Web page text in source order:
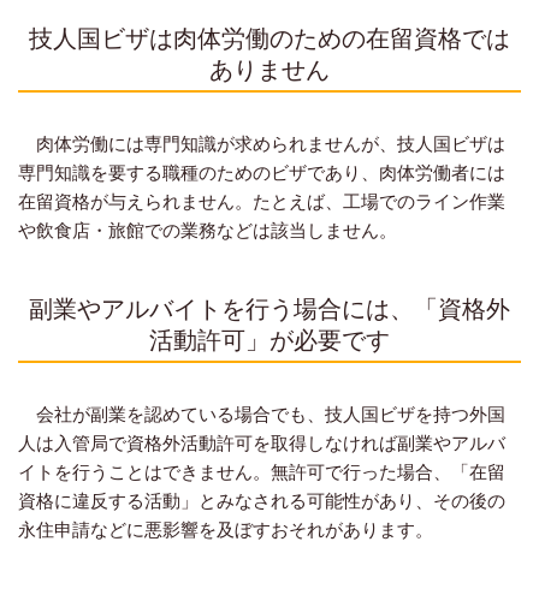
技人国ビザは肉体労働のための在留資格では
ありません
肉体労働には専門知識が求められませんが、技人国ビザは
専門知識を要する職種のためのビザであり、肉体労働者には
在留資格が与えられません。たとえば、工場でのライン作業
や飲食店・旅館での業務などは該当しません。
副業やアルバイトを行う場合には、「資格外
活動許可」が必要です
会社が副業を認めている場合でも、技人国ビザを持つ外国
人は入管局で資格外活動許可を取得しなければ副業やアルバ
イトを行うことはできません。無許可で行った場合、「在留
資格に違反する活動」とみなされる可能性があり、その後の
永住申請などに悪影響を及ぼすおそれがあります。